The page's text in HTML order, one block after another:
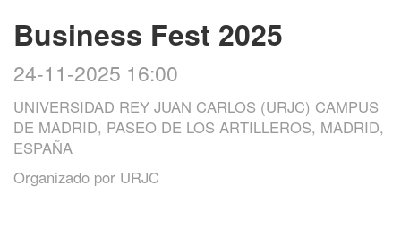
Business Fest 2025
24-11-2025 16:00
UNIVERSIDAD REY JUAN CARLOS (URJC) CAMPUS
DE MADRID, PASEO DE LOS ARTILLEROS, MADRID,
ESPAÑA
Organizado por URJC